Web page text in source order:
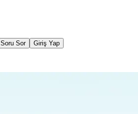
Soru Sor Giriş Yap